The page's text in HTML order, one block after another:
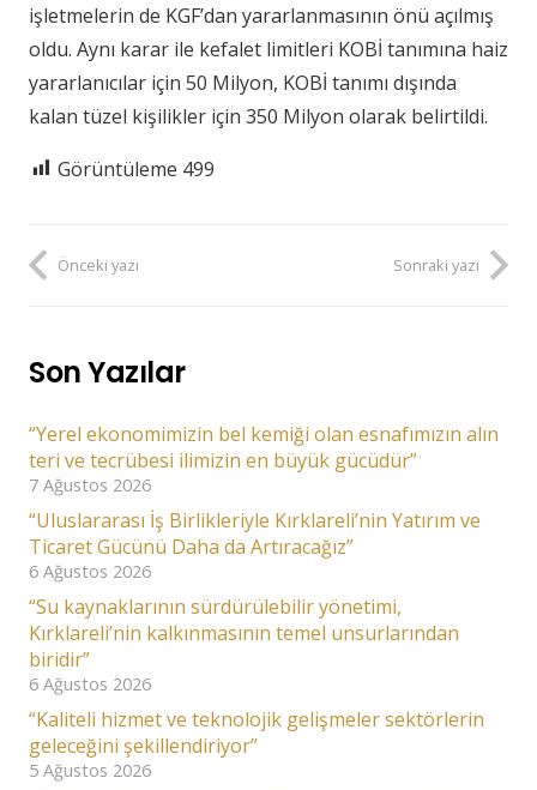
işletmelerin de KGF’dan yararlanmasının önü açılmış
oldu. Aynı karar ile kefalet limitleri KOBİ tanımına haiz
yararlanıcılar için 50 Milyon, KOBİ tanımı dışında
kalan tüzel kişilikler için 350 Milyon olarak belirtildi.
Görüntüleme 499
Önceki yazı Sonraki yazı
Son Yazılar
“Yerel ekonomimizin bel kemiği olan esnafımızın alın
teri ve tecrübesi ilimizin en büyük gücüdür”
7 Ağustos 2026
“Uluslararası İş Birlikleriyle Kırklareli’nin Yatırım ve
Ticaret Gücünü Daha da Artıracağız”
6 Ağustos 2026
“Su kaynaklarının sürdürülebilir yönetimi,
Kırklareli’nin kalkınmasının temel unsurlarından
biridir”
6 Ağustos 2026
“Kaliteli hizmet ve teknolojik gelişmeler sektörlerin
geleceğini şekillendiriyor”
5 Ağustos 2026